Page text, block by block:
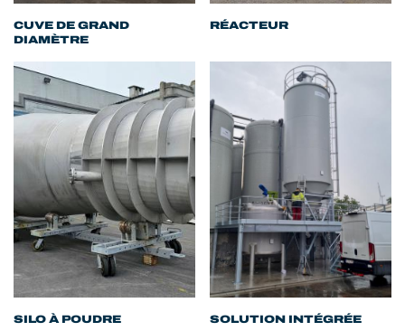
CUVE DE GRAND
DIAMÈTRE
RÉACTEUR
SILO À POUDRE SOLUTION INTÉGRÉE